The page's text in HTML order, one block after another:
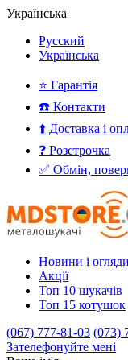
Українська
Русский
Українська
⭐ Гарантія
☎️ Контакти
⬆️ Доставка і
❓ Розстрочка
✅ Обмін,
Новини і огляди
Акції
Топ 10 шукачів
Топ 15 котушок
(067) 777-81-03 (073)
Зателефонуйте мені